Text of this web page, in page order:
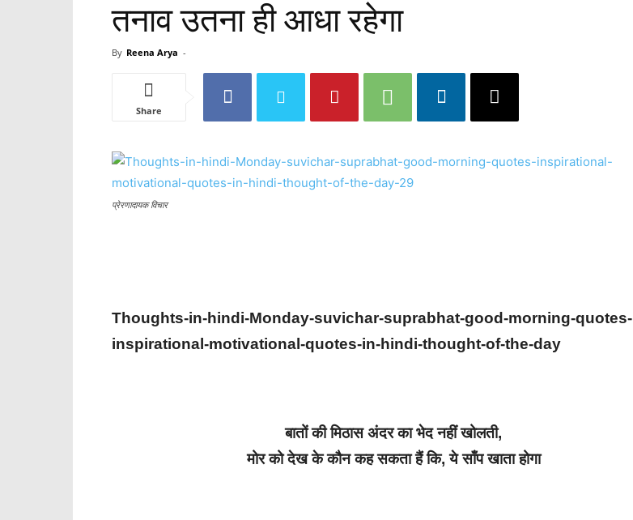
तनाव उतना ही आधा रहेगा
By Reena Arya -
Share
प्रेरणादायक विचार
Thoughts-in-hindi-Monday-suvichar-suprabhat-good-morning-quotes-
inspirational-motivational-quotes-in-hindi-thought-of-the-day
बातों की मिठास अंदर का भेद नहीं खोलती,
मोर को देख के कौन कह सकता हैं कि, ये साँप खाता होगा